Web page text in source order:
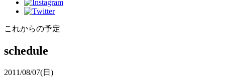
これからの予定
schedule
2011/08/07(日)